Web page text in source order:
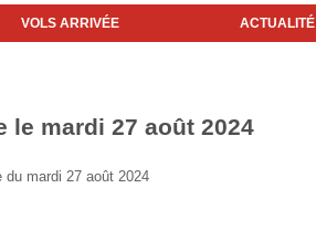
VOLS ARRIVÉE ACTUALITÉ
le mardi 27 août 2024
mardi 27 août 2024